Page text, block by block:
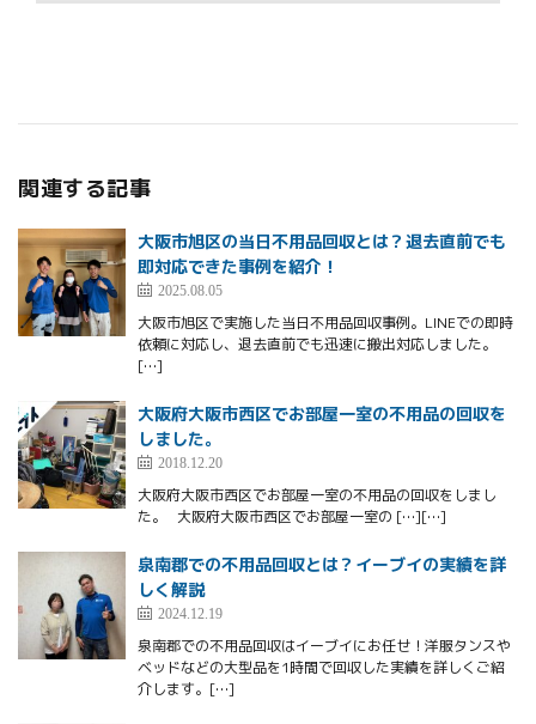
関連する記事
大阪市旭区の当日不用品回収とは？退去直前でも
即対応できた事例を紹介！
2025.08.05
大阪市旭区で実施した当日不用品回収事例。LINEでの即時
依頼に対応し、退去直前でも迅速に搬出対応しました。
[…]
大阪府大阪市西区でお部屋一室の不用品の回収を
しました。
2018.12.20
大阪府大阪市西区でお部屋一室の不用品の回収をしまし
た。 大阪府大阪市西区でお部屋一室の […][…]
泉南郡での不用品回収とは？イーブイの実績を詳
しく解説
2024.12.19
泉南郡での不用品回収はイーブイにお任せ！洋服タンスや
ベッドなどの大型品を1時間で回収した実績を詳しくご紹
介します。[…]